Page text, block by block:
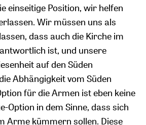
einseitige Position, wir helfen
Wir müssen uns als
dass auch die Kirche im
ist, und unsere
auf den Süden
Abhängigkeit vom Süden
für die Armen ist eben keine
Option in dem Sinne, dass sich
Arme kümmern sollen. Diese